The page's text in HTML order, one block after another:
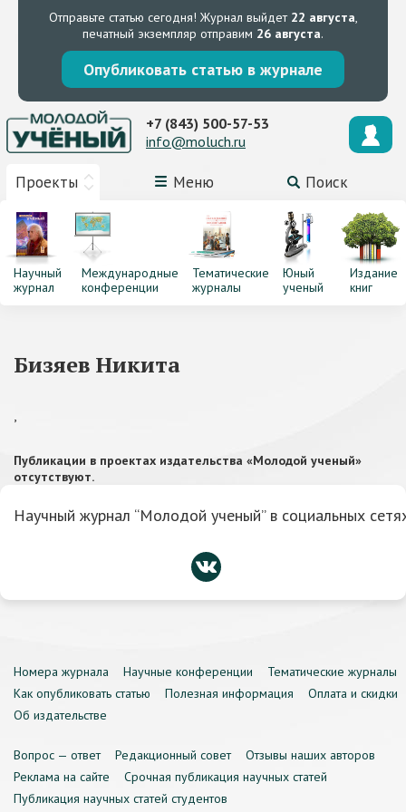
Отправьте статью сегодня! Журнал выйдет 22 августа,
печатный экземпляр отправим 26 августа.
Опубликовать статью в журнале
Проекты Меню Поиск
+7 (843) 500-57-53
info@moluch.ru
Научный
журнал
Международные
конференции
Тематические
журналы
Юный
ученый
Издание
книг
Бизяев Никита
,
Публикации в проектах издательства «Молодой ученый»
отсутствуют.
Научный журнал “Молодой ученый” в социальных
Номера журнала Научные конференции
Тематические журналы
Как опубликовать статью
Полезная информация
Оплата и скидки
Об издательстве
Вопрос — ответ Редакционный совет
Отзывы наших авторов
Реклама на сайте
Срочная публикация научных статей
Публикация научных статей студентов